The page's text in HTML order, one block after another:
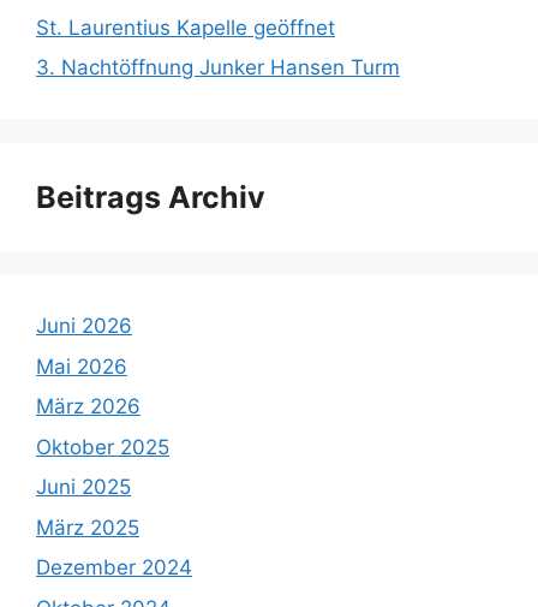
St. Laurentius Kapelle geöffnet
3. Nachtöffnung Junker Hansen Turm
Beitrags Archiv
Juni 2026
Mai 2026
März 2026
Oktober 2025
Juni 2025
März 2025
Dezember 2024